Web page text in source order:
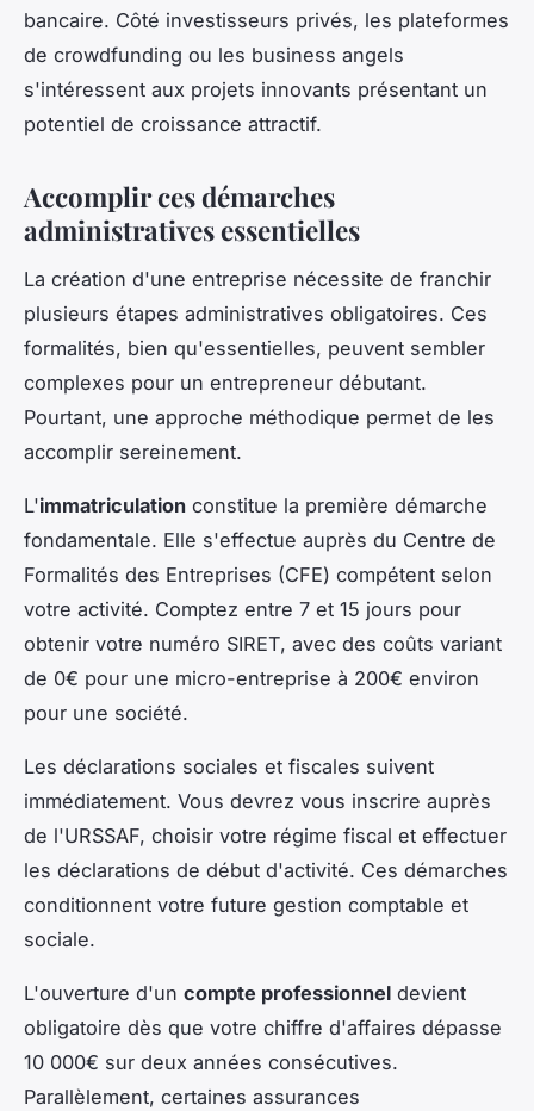
bancaire. Côté investisseurs privés, les plateformes
de crowdfunding ou les business angels
s'intéressent aux projets innovants présentant un
potentiel de croissance attractif.
Accomplir ces démarches
administratives essentielles
La création d'une entreprise nécessite de franchir
plusieurs étapes administratives obligatoires. Ces
formalités, bien qu'essentielles, peuvent sembler
complexes pour un entrepreneur débutant.
Pourtant, une approche méthodique permet de les
accomplir sereinement.
L'immatriculation constitue la première démarche
fondamentale. Elle s'effectue auprès du Centre de
Formalités des Entreprises (CFE) compétent selon
votre activité. Comptez entre 7 et 15 jours pour
obtenir votre numéro SIRET, avec des coûts variant
de 0€ pour une micro-entreprise à 200€ environ
pour une société.
Les déclarations sociales et fiscales suivent
immédiatement. Vous devrez vous inscrire auprès
de l'URSSAF, choisir votre régime fiscal et effectuer
les déclarations de début d'activité. Ces démarches
conditionnent votre future gestion comptable et
sociale.
L'ouverture d'un compte professionnel devient
obligatoire dès que votre chiffre d'affaires dépasse
10 000€ sur deux années consécutives.
Parallèlement, certaines assurances